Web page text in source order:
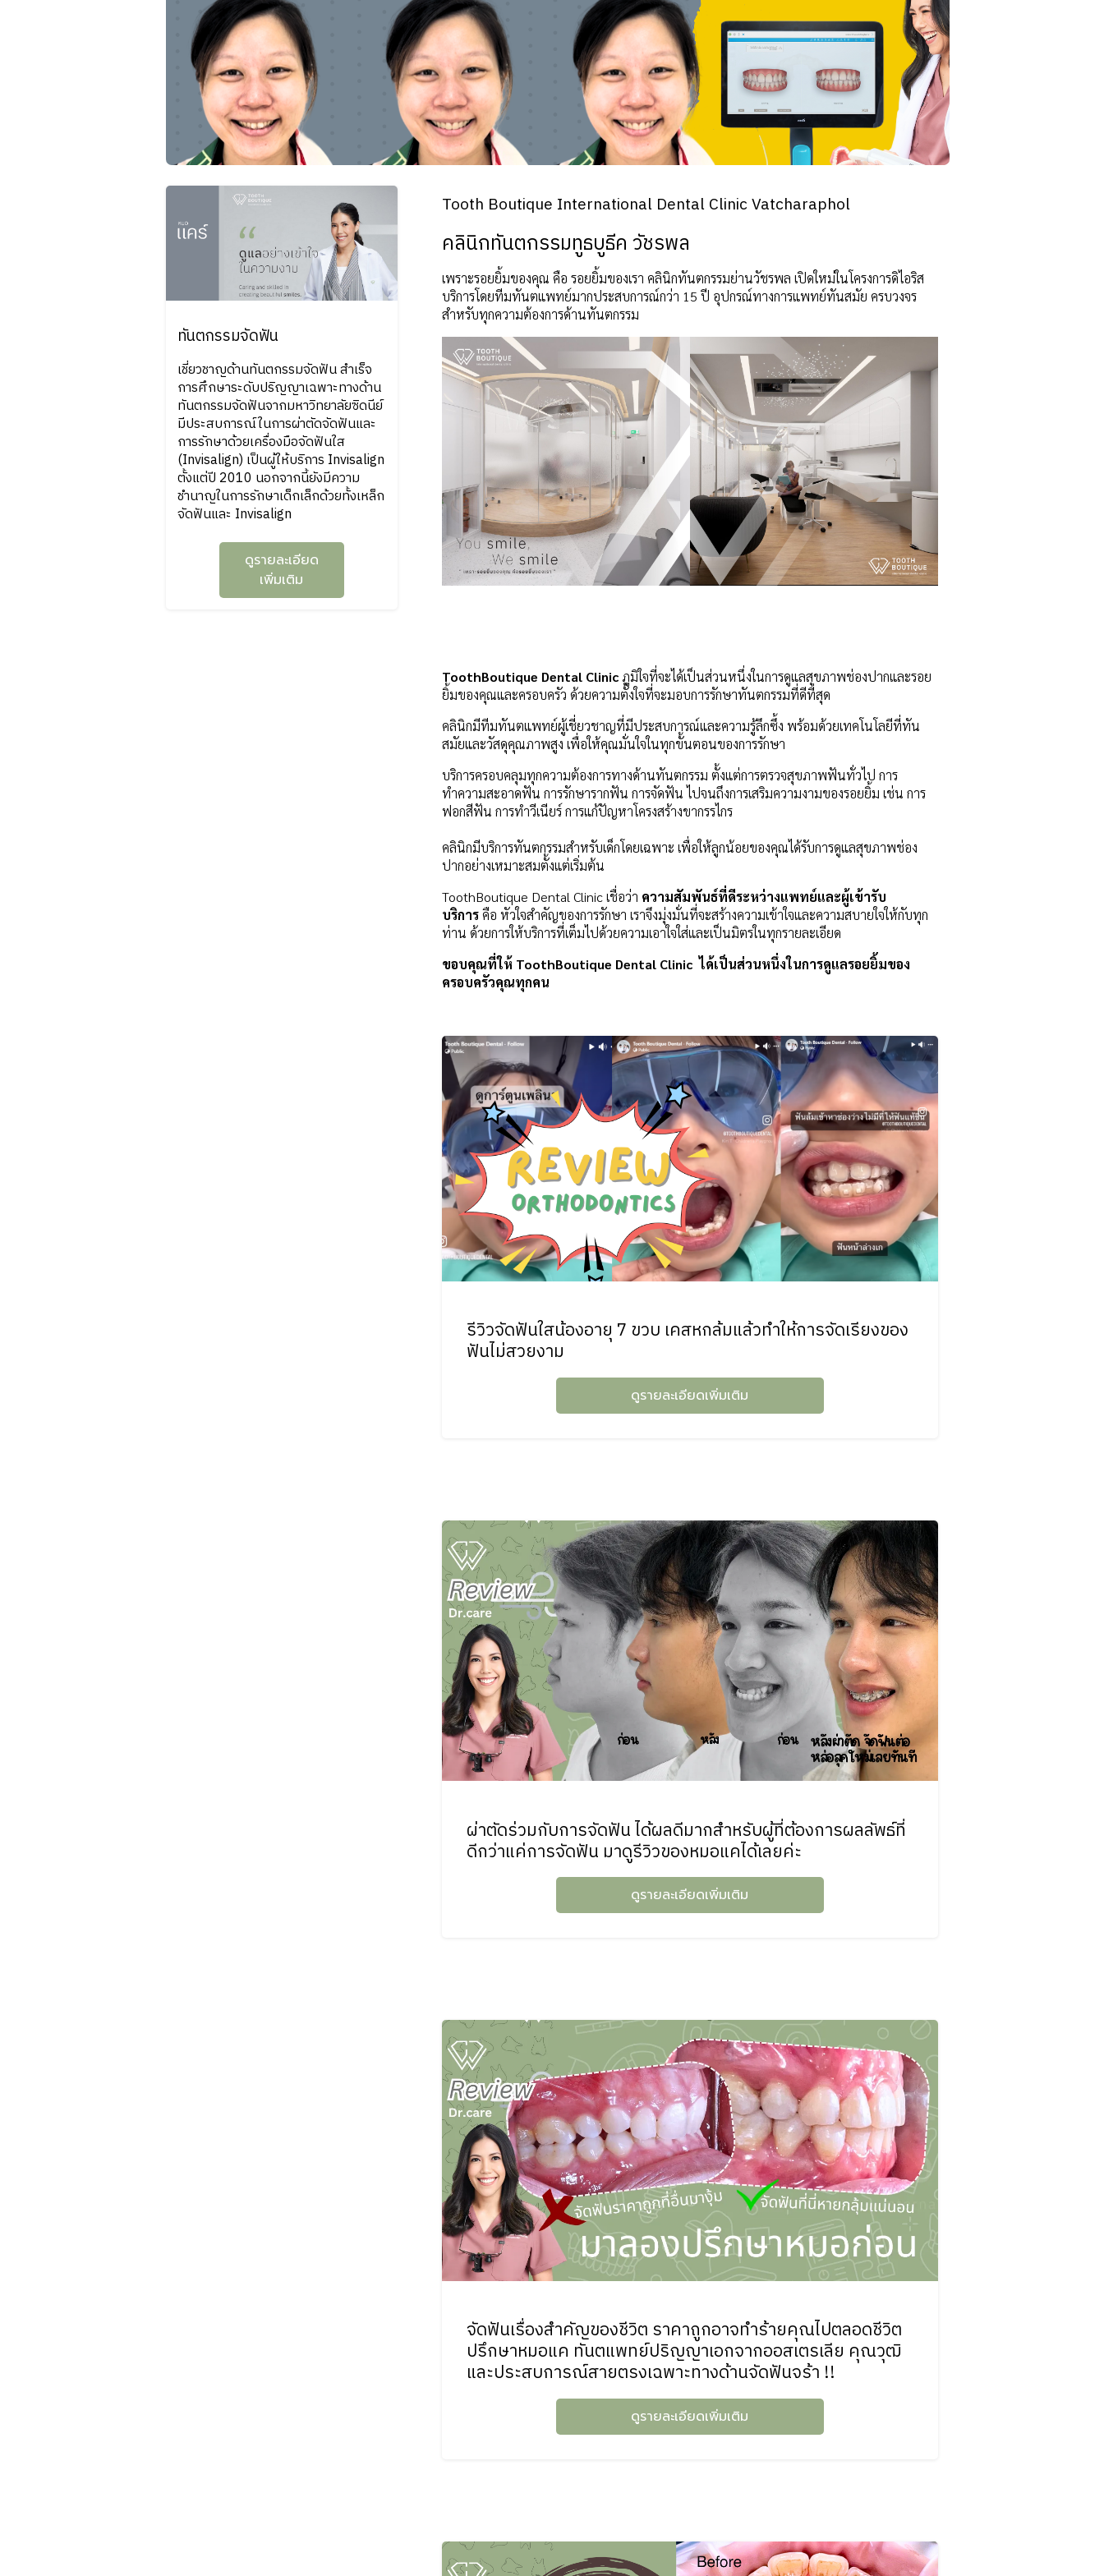
ทันตกรรมจัดฟัน
เชี่ยวชาญด้านทันตกรรมจัดฟัน สำเร็จ
การศึกษาระดับปริญญาเฉพาะทางด้าน
ทันตกรรมจัดฟันจากมหาวิทยาลัยซิดนีย์
มีประสบการณ์ในการผ่าตัดจัดฟันและ
การรักษาด้วยเครื่องมือจัดฟันใส
(Invisalign) เป็นผู้ให้บริการ Invisalign
ตั้งแต่ปี 2010 นอกจากนี้ยังมีความ
ชำนาญในการรักษาเด็กเล็กด้วยทั้งเหล็ก
จัดฟันและ Invisalign
ดูรายละเอียด
เพิ่มเติม
Tooth Boutique International Dental Clinic Vatcharaphol
คลินิกทันตกรรมทูธบูธีค วัชรพล
เพราะรอยยิ้มของคุณ คือ รอยยิ้มของเรา คลินิกทันตกรรมย่านวัชรพล เปิดใหม่ในโครงการดิไอริส
บริการโดยทีมทันตแพทย์มากประสบการณ์กว่า 15 ปี อุปกรณ์ทางการแพทย์ทันสมัย ครบวงจร
สำหรับทุกความต้องการด้านทันตกรรม
ToothBoutique Dental Clinicภูมิใจที่จะได้เป็นส่วนหนึ่งในการดูแลสุขภาพช่องปากและรอย
ยิ้มของคุณและครอบครัว ด้วยความตั้งใจที่จะมอบการรักษาทันตกรรมที่ดีที่สุด
คลินิกมีทีมทันตแพทย์ผู้เชี่ยวชาญที่มีประสบการณ์และความรู้ลึกซึ้ง พร้อมด้วยเทคโนโลยีที่ทัน
สมัยและวัสดุคุณภาพสูง เพื่อให้คุณมั่นใจในทุกขั้นตอนของการรักษา
บริการครอบคลุมทุกความต้องการทางด้านทันตกรรม ตั้งแต่การตรวจสุขภาพฟันทั่วไป การ
ทำความสะอาดฟัน การรักษารากฟัน การจัดฟัน ไปจนถึงการเสริมความงามของรอยยิ้ม เช่น การ
ฟอกสีฟัน การทำวีเนียร์ การแก้ปัญหาโครงสร้างขากรรไกร
คลินิกมีบริการทันตกรรมสำหรับเด็กโดยเฉพาะ เพื่อให้ลูกน้อยของคุณได้รับการดูแลสุขภาพช่อง
ปากอย่างเหมาะสมตั้งแต่เริ่มต้น
ToothBoutique Dental Clinic เชื่อว่า ความสัมพันธ์ที่ดีระหว่างแพทย์และผู้เข้ารับ
บริการคือ หัวใจสำคัญของการรักษา เราจึงมุ่งมั่นที่จะสร้างความเข้าใจและความสบายใจให้กับทุก
ท่าน ด้วยการให้บริการที่เต็มไปด้วยความเอาใจใส่และเป็นมิตรในทุกรายละเอียด
ขอบคุณที่ให้ ToothBoutique Dental Clinic ได้เป็นส่วนหนึ่งในการดูแลรอยยิ้มของ
ครอบครัวคุณทุกคน
รีวิวจัดฟันใสน้องอายุ 7 ขวบ เคสหกล้มแล้วทำให้การจัดเรียงของ
ฟันไม่สวยงาม
ดูรายละเอียดเพิ่มเติม
ผ่าตัดร่วมกับการจัดฟัน ได้ผลดีมากสำหรับผู้ที่ต้องการผลลัพธ์ที่
ดีกว่าแค่การจัดฟัน มาดูรีวิวของหมอแคได้เลยค่ะ
ดูรายละเอียดเพิ่มเติม
จัดฟันเรื่องสำคัญของชีวิต ราคาถูกอาจทำร้ายคุณไปตลอดชีวิต
ปรึกษาหมอแค ทันตแพทย์ปริญญาเอกจากออสเตรเลีย คุณวุฒิ
และประสบการณ์สายตรงเฉพาะทางด้านจัดฟันจร้า !!
ดูรายละเอียดเพิ่มเติม